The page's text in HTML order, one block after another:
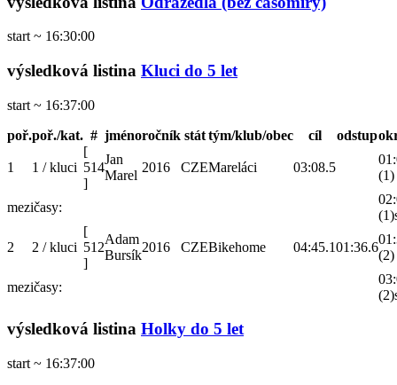
start ~ 16:30:00
výsledková listina Kluci do 5 let
start ~ 16:37:00
poř.poř./kat. # jménoročník stát tým/klub/obec cíl odstup
1 1 / kluci
[
514
]
Jan
Marel
2016 CZEMareláci 03:08.5
(1)
mezičasy:
2 2 / kluci
[
512
]
Adam
Bursík
2016 CZEBikehome 04:45.101:36.6
(2)
mezičasy:
výsledková listina Holky do 5 let
start ~ 16:37:00